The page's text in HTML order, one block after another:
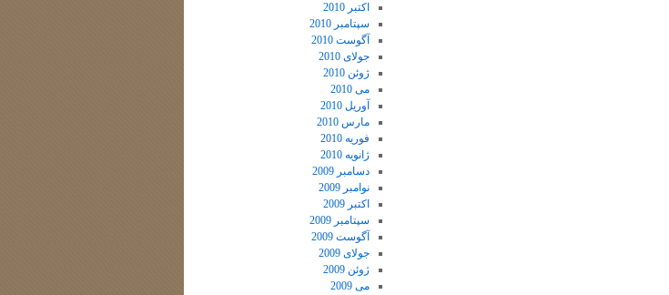
اکتبر 2010
سپتامبر 2010
آگوست 2010
جولای 2010
ژوئن 2010
می 2010
آوریل 2010
مارس 2010
فوریه 2010
ژانویه 2010
دسامبر 2009
نوامبر 2009
اکتبر 2009
سپتامبر 2009
آگوست 2009
جولای 2009
ژوئن 2009
می 2009